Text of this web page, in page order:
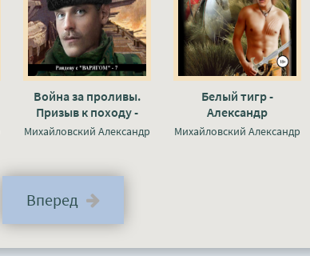
Война за проливы.
Призыв к походу -
Александр
Михайловский Александр
Белый тигр -
Александр
Михайловский, Юлия
Михайловский Александр
Вперед